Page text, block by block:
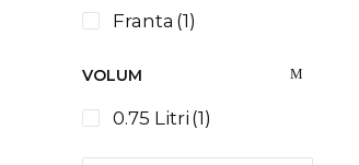
Franta (1)
VOLUM
0.75 Litri (1)